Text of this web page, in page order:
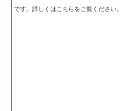
です。詳しくはこちらをご覧ください。